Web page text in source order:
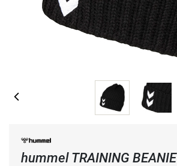
hummel TRAINING BEANIE